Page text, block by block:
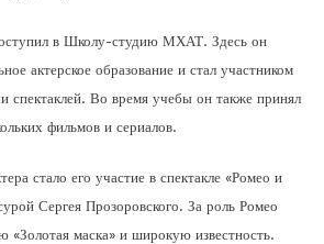
в Школу-студию МХАТ. Здесь он
актерское образование и стал участником
спектаклей. Во время учебы он также принял
фильмов и сериалов.
стало его участие в спектакле «Ромео и
Сергея Прозоровского. За роль Ромео
«Золотая маска» и широкую известность.